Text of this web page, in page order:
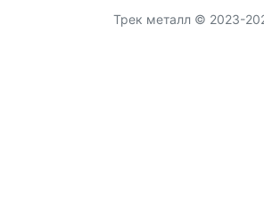
Трек металл © 2023-